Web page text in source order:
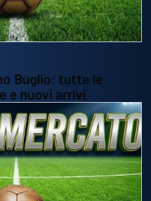
Buglio: tutte le
e nuovi arrivi